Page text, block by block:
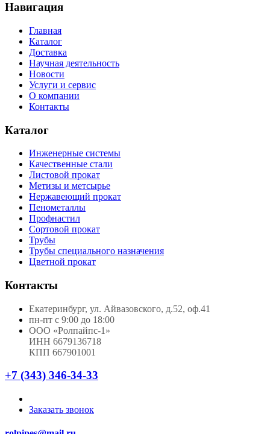
Навигация
Главная
Каталог
Доставка
Научная деятельность
Новости
Услуги и сервис
О компании
Контакты
Каталог
Инженерные системы
Качественные стали
Листовой прокат
Метизы и метсырье
Нержавеющий прокат
Пенометаллы
Профнастил
Сортовой прокат
Трубы
Трубы специального назначения
Цветной прокат
Контакты
Екатеринбург, ул. Айвазовского, д.52, оф.41
пн-пт с 9:00 до 18:00
ООО «Ролпайпс-1»
ИНН 6679136718
КПП 667901001
+7 (343) 346-34-33
Заказать звонок